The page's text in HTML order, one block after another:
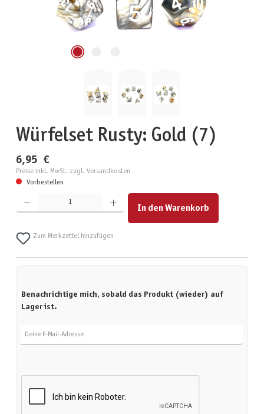
Würfelset Rusty: Gold (7)
6,95 €
Preise inkl. MwSt. zzgl. Versandkosten
Vorbestellen
Produkt Anzahl: Gib den gewünschten Wert ein oder benutze die Schaltflächen um die Anzahl zu
In den Warenkorb
Zum Merkzettel hinzufügen
Benachrichtige mich, sobald das Produkt (wieder) auf
Lager ist.